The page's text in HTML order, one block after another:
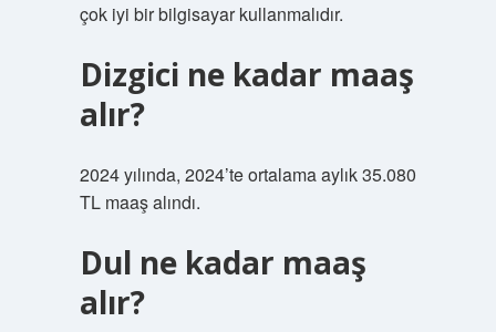
çok iyi bir bilgisayar kullanmalıdır.
Dizgici ne kadar maaş
alır?
2024 yılında, 2024’te ortalama aylık 35.080
TL maaş alındı.
Dul ne kadar maaş
alır?